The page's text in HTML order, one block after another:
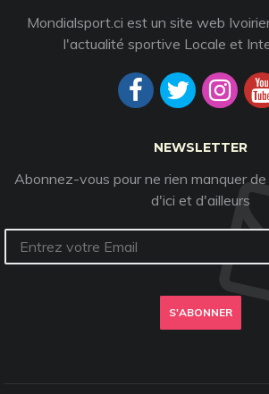
Mondialsport.ci est un site web
l'actualité sportive Locale et
NEWSLETTER
Abonnez-vous pour ne rien manquer
d'ici et d'ailleurs
S'ABONNER